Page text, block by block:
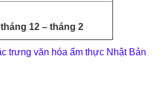
12 – tháng 2
trưng văn hóa ẩm thực Nhật Bản